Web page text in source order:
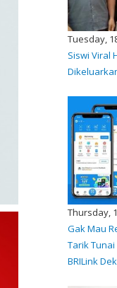
Tuesday,
Siswi Viral
Thursday,
Gak Mau
Tarik Tunai
BRILink